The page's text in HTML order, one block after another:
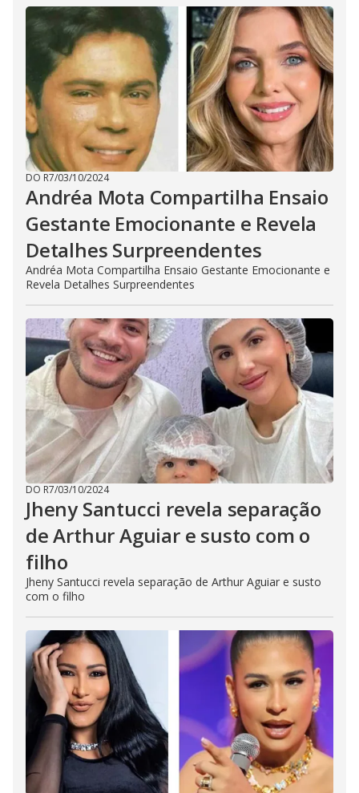
DO R7/03/10/2024
Andréa Mota Compartilha Ensaio
Gestante Emocionante e Revela
Detalhes Surpreendentes
Andréa Mota Compartilha Ensaio Gestante Emocionante e
Revela Detalhes Surpreendentes
DO R7/03/10/2024
Jheny Santucci revela separação
de Arthur Aguiar e susto com o
filho
Jheny Santucci revela separação de Arthur Aguiar e susto
com o filho